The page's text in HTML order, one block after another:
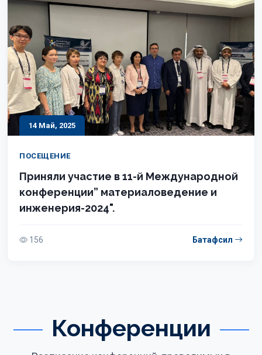
14 Май, 2025
ПОСЕЩЕНИЕ
Приняли участие в 11-й Международной
конференции” материаловедение и
инженерия-2024".
156 Батафсил
Конференции